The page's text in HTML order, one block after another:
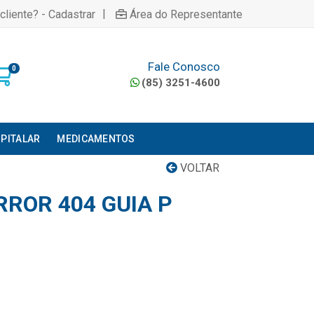
- Cadastrar | Área do Representante
0 Fale Conosco
(85) 3251-4600
MEDICAMENTOS
VOLTAR
404 GUIA P